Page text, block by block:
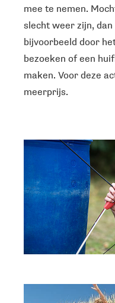
mee te nemen.
slecht weer zijn,
bijvoorbeeld door
bezoeken of een
maken. Voor deze
meerprijs.